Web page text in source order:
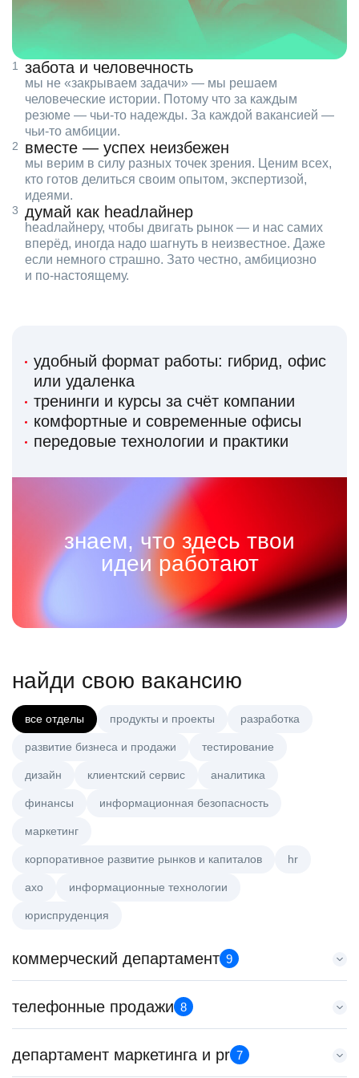
забота и человечность
мы не «закрываем задачи» — мы решаем
человеческие истории. Потому что за каждым
резюме — чьи‑то надежды. За каждой вакансией —
чьи‑то амбиции.
вместе — успех неизбежен
мы верим в силу разных точек зрения. Ценим всех,
кто готов делиться своим опытом, экспертизой,
идеями.
думай как headлайнер
headлайнеру, чтобы двигать рынок — и нас самих
вперёд, иногда надо шагнуть в неизвестное. Даже
если немного страшно. Зато честно, амбициозно
и по‑настоящему.
удобный формат работы: гибрид, офис
или удаленка
тренинги и курсы за счёт компании
комфортные и современные офисы
передовые технологии и практики
знаем, что здесь твои
идеи работают
найди свою вакансию
все отделы продукты и проекты разработка
развитие бизнеса и продажи тестирование
дизайн клиентский сервис аналитика
финансы информационная безопасность
маркетинг
корпоративное развитие рынков и капиталов hr
axo информационные технологии
юриспруденция
коммерческий департамент 9
Аналитик данных (направление Enterprise продаж)
HeadHunter::Коммерческий департамент
з/п не указана
телефонные продажи 8
Менеджер по продажам крупному бизнесу
HeadHunter::Телефонные продажи
департамент маркетинга и pr 7